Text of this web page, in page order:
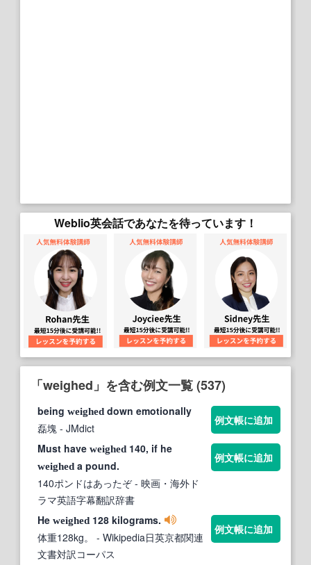
Weblio英会話であなたを待っています！
「weighed」を含む例文一覧 (537)
being weighed down emotionally
磊塊 - JMdict
例文帳に追加
Must have weighed 140, if he
weighed a pound.
140ポンドはあったぞ- 映画・海外ド
ラマ英語字幕翻訳辞書
例文帳に追加
He weighed 128 kilograms.
体重128kg。
- Wikipedia日英京都関連
文書対訳コーパス
例文帳に追加